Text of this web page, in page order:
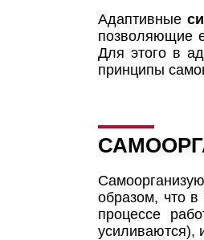
Адаптивные
позволяющие
Для этого в
принципы
образом, что
процессе
усиливаются),